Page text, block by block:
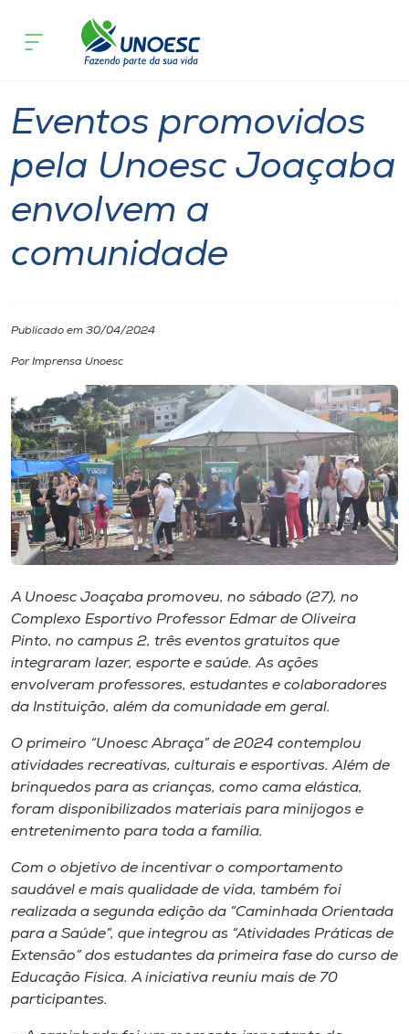
Cursos
Pesquisa
Atendimento ao Estudante
Portal de Ensino
Internacionalização
I.nova
Diplomados
Cultura
CPA
Biblioteca
Rádio
Museu
Unoesc
Store
Selecione
o idioma
Eventos promovidos
pela Unoesc Joaçaba
envolvem a
comunidade
Publicado em 30/04/2024
Por Imprensa Unoesc
A Unoesc Joaçaba promoveu, no sábado (27), no
Complexo Esportivo Professor Edmar de Oliveira
Pinto, no campus 2, três eventos gratuitos que
integraram lazer, esporte e saúde. As ações
envolveram professores, estudantes e colaboradores
da Instituição, além da comunidade em geral.
O primeiro “Unoesc Abraça” de 2024 contemplou
atividades recreativas, culturais e esportivas. Além de
brinquedos para as crianças, como cama elástica,
foram disponibilizados materiais para minijogos e
entretenimento para toda a família.
Com o objetivo de incentivar o comportamento
saudável e mais qualidade de vida, também foi
realizada a segunda edição da “Caminhada Orientada
para a Saúde”, que integrou as “Atividades Práticas de
Extensão” dos estudantes da primeira fase do curso de
Educação Física. A iniciativa reuniu mais de 70
participantes.